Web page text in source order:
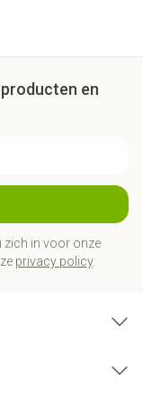
en
zich in voor onze
privacy policy.